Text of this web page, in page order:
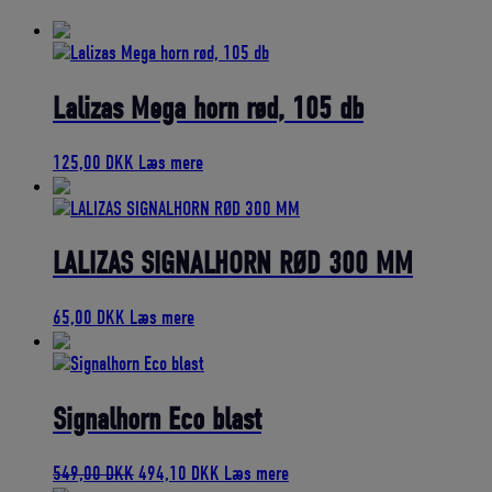
Lalizas Mega horn rød, 105 db
125,00 DKK Læs mere
LALIZAS SIGNALHORN RØD 300 MM
65,00 DKK Læs mere
Signalhorn Eco blast
549,00DKKDen
494,10 DKK Den
Læs mere